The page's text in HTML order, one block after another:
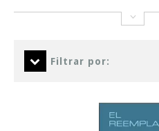
Filtrar por: